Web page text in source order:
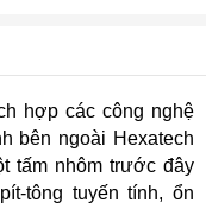
hợp các công nghệ
bên ngoài Hexatech
tấm nhôm trước đây
tông tuyến tính, ổn